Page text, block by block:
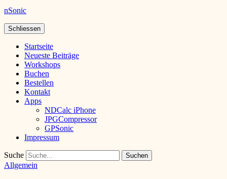
nSonic
Schliessen
Startseite
Neueste Beiträge
Workshops
Buchen
Bestellen
Kontakt
Apps
NDCalc iPhone
JPGCompressor
GPSonic
Impressum
Suche
Allgemein